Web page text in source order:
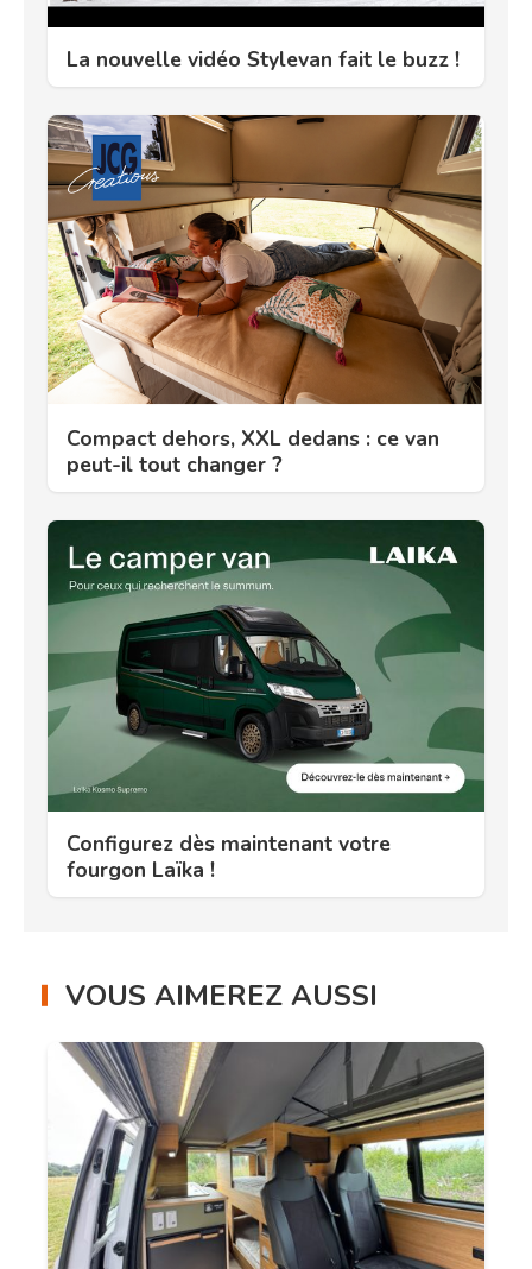
La nouvelle vidéo Stylevan fait le buzz !
Compact dehors, XXL dedans : ce van
peut-il tout changer ?
Configurez dès maintenant votre
fourgon Laïka !
VOUS AIMEREZ AUSSI